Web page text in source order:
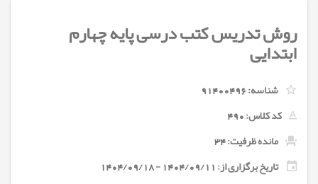
روش تدریس کتب درسی پایه چهارم
ابتدایی
شناسه:91400496
کد کلاس:490
مانده ظرفیت: 34
تاریخ برگزاری از: 1404/09/11 - 1404/09/18